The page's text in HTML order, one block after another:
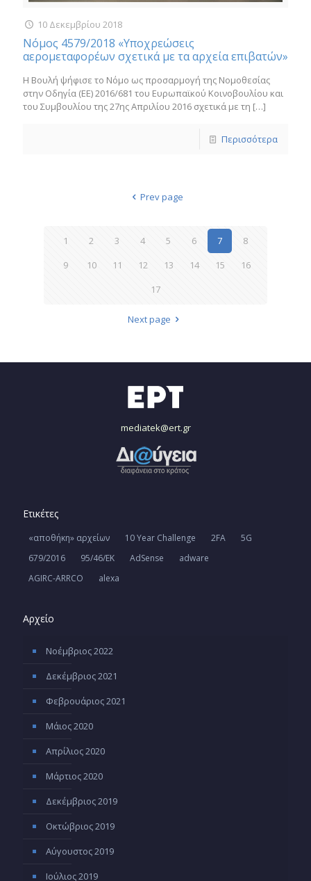
10 Δεκεμβρίου 2018
Νόμος 4579/2018 «Υποχρεώσεις
αερομεταφορέων σχετικά με τα αρχεία επιβατών»
H Bουλή ψήφισε το Νόμο ως προσαρμογή της Νομοθεσίας
στην Οδηγία (ΕΕ) 2016/681 του Ευρωπαϊκού Κοινοβουλίου και
του Συμβουλίου της 27ης Απριλίου 2016 σχετικά με τη […]
Περισσότερα
Prev page
1 2 3 4 5 6 7
8
9
10 11 12 13 14 15
16
17
Next page
mediatek@ert.gr
Ετικέτες
«αποθήκη» αρχείων 10 Year Challenge 2FA
5G
679/2016
95/46/ΕΚ AdSense
adware
AGIRC-ARRCO
alexa
Αρχείο
Νοέμβριος 2022
Δεκέμβριος 2021
Φεβρουάριος 2021
Μάιος 2020
Απρίλιος 2020
Μάρτιος 2020
Δεκέμβριος 2019
Οκτώβριος 2019
Αύγουστος 2019
Ιούλιος 2019